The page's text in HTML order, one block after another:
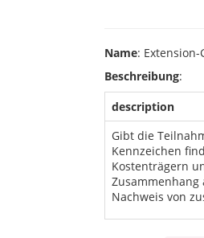
Name:
Beschreibung:
description
Gibt die
Kennzeichen
Kostenträgern
Zusammenhang
Nachweis von